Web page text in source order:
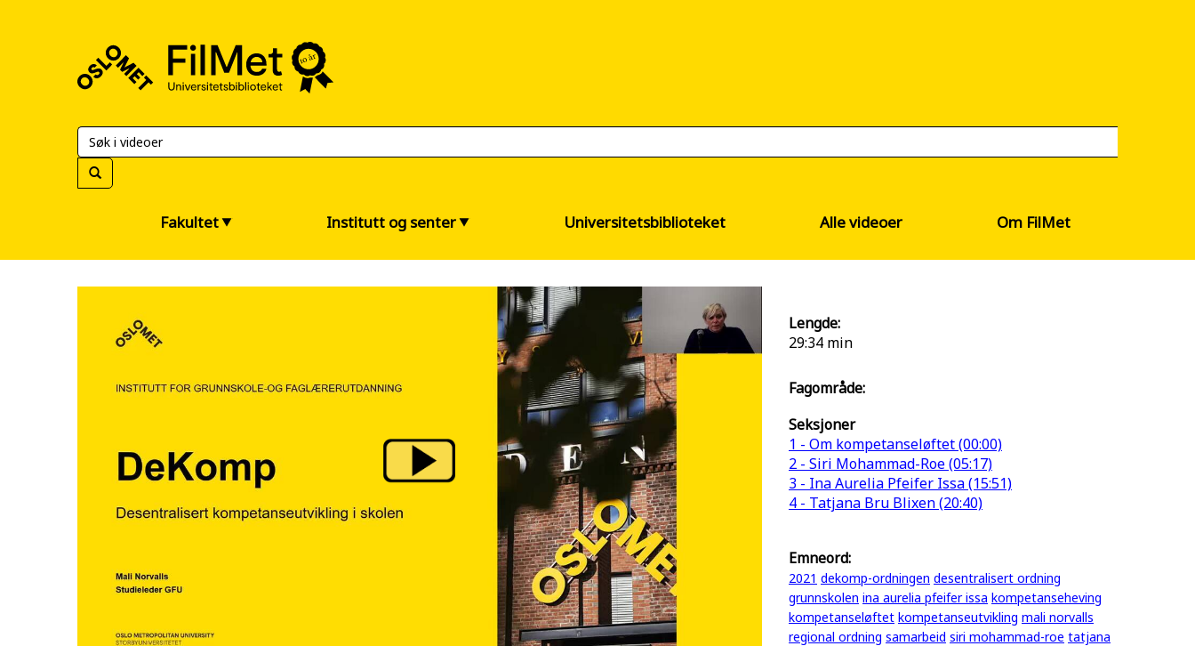
Universitetsbiblioteket
Fakultet Institutt og senter Universitetsbiblioteket Alle videoer Om FilMet
Lengde:
29:34 min
Fagområde:
Seksjoner
1 - Om kompetanseløftet (00:00)
2 - Siri Mohammad-Roe (05:17)
3 - Ina Aurelia Pfeifer Issa (15:51)
4 - Tatjana Bru Blixen (20:40)
Emneord:
2021 dekomp-ordningen desentralisert ordning
grunnskolen ina aurelia pfeifer issa kompetanseheving
kompetanseløftet kompetanseutvikling mali norvalls
regional ordning samarbeid siri mohammad-roe tatjana